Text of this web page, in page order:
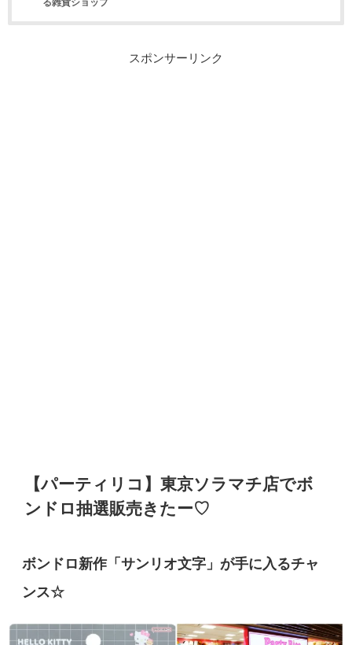
る雑貨ショップ
スポンサーリンク
【パーティリコ】東京ソラマチ店でボ
ンドロ抽選販売きたー♡
ボンドロ新作「サンリオ文字」が手に入るチャ
ンス☆